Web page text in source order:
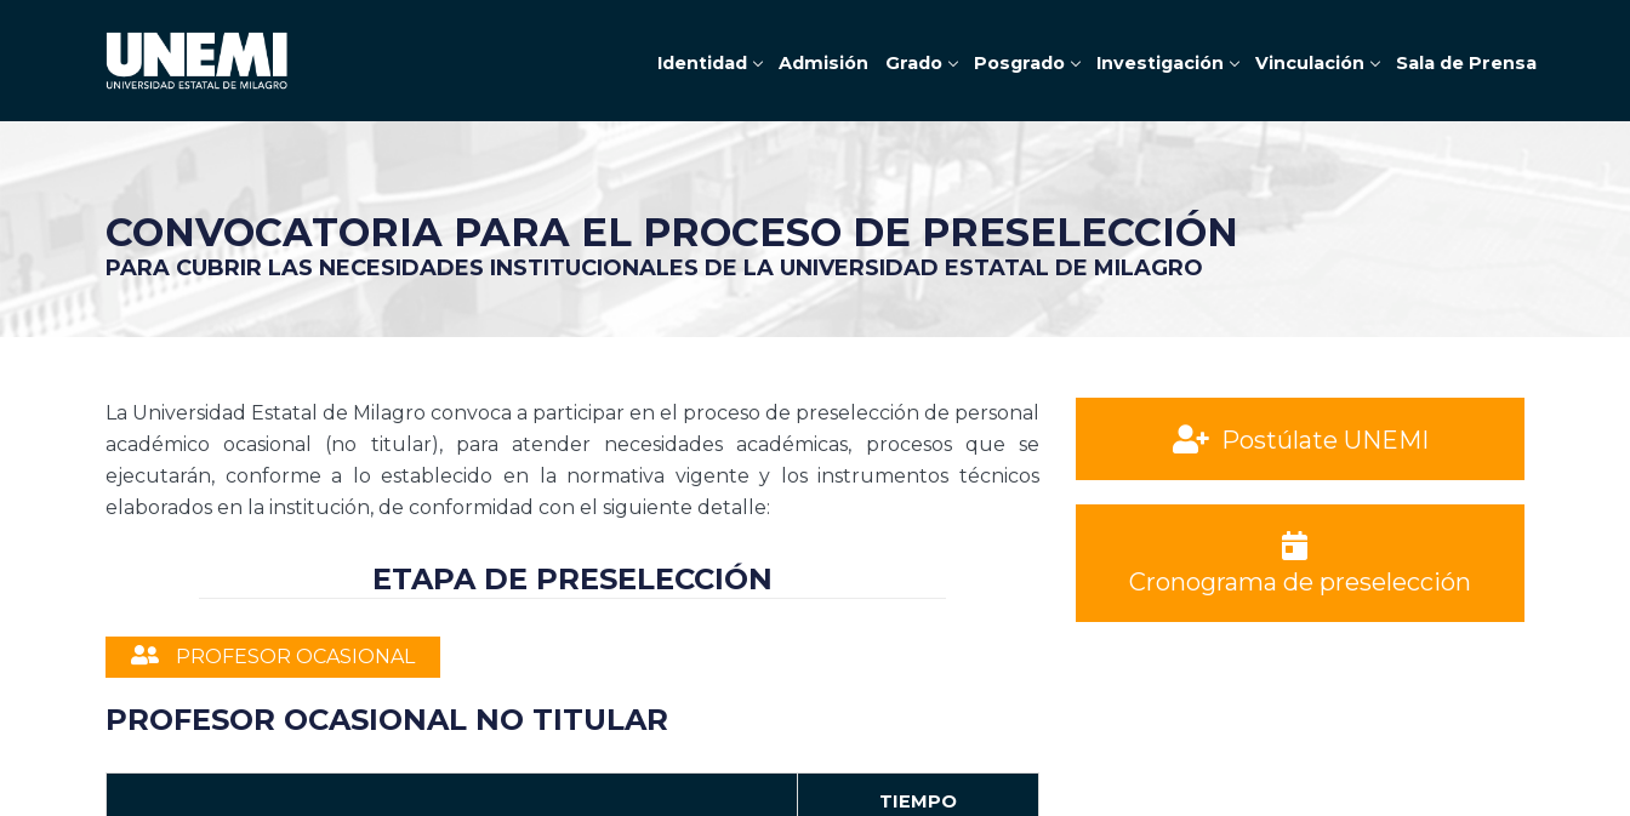
Identidad Admisión Grado Posgrado Investigación Vinculación Sala de Prensa
CONVOCATORIA PARA EL PROCESO DE PRESELECCIÓN
PARA CUBRIR LAS NECESIDADES INSTITUCIONALES DE LA UNIVERSIDAD ESTATAL DE MILAGRO
La Universidad Estatal de Milagro convoca a participar en el proceso de preselección de personal
académico ocasional (no titular), para atender necesidades académicas, procesos que se
ejecutarán, conforme a lo establecido en la normativa vigente y los instrumentos técnicos
elaborados en la institución, de conformidad con el siguiente detalle:
ETAPA DE PRESELECCIÓN
PROFESOR OCASIONAL
PROFESOR OCASIONAL NO TITULAR
TIEMPO
Postúlate UNEMI
Cronograma de preselección